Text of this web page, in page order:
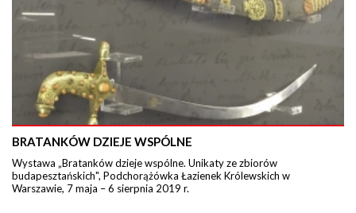
BRATANKÓW DZIEJE WSPÓLNE
Wystawa „Bratanków dzieje wspólne. Unikaty ze zbiorów
budapesztańskich", Podchorążówka Łazienek Królewskich w
Warszawie, 7 maja – 6 sierpnia 2019 r.